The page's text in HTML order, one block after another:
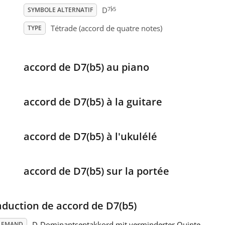
SYMBOLE ALTERNATIF D7♭5
TYPE Tétrade (accord de quatre notes)
accord de D7(b5) au piano
accord de D7(b5) à la guitare
accord de D7(b5) à l'ukulélé
accord de D7(b5) sur la portée
de accord de D7(b5)